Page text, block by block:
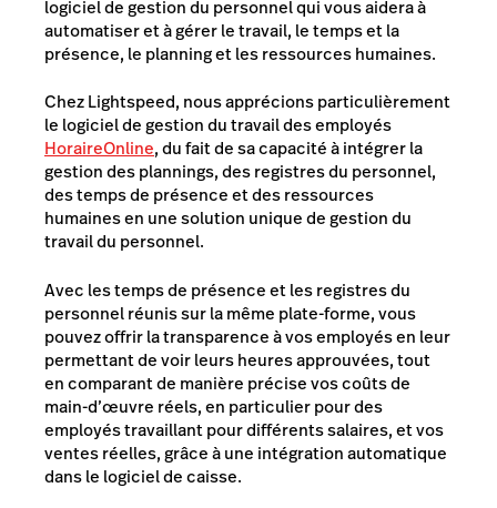
logiciel de gestion du personnel qui vous aidera à
automatiser et à gérer le travail, le temps et la
présence, le planning et les ressources humaines.
Chez Lightspeed, nous apprécions particulièrement
le logiciel de gestion du travail des employés
HoraireOnline, du fait de sa capacité à intégrer la
gestion des plannings, des registres du personnel,
des temps de présence et des ressources
humaines en une solution unique de gestion du
travail du personnel.
Avec les temps de présence et les registres du
personnel réunis sur la même plate-forme, vous
pouvez offrir la transparence à vos employés en leur
permettant de voir leurs heures approuvées, tout
en comparant de manière précise vos coûts de
main-d’œuvre réels, en particulier pour des
employés travaillant pour différents salaires, et vos
ventes réelles, grâce à une intégration automatique
dans le logiciel de caisse.